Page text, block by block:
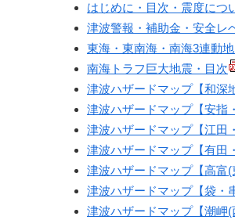
はじめに・目次・震度につ
津波警報・補助金・安全レ
東海・東南海・南海3連動
南海トラフ巨大地震・目次
津波ハザードマップ【和深
津波ハザードマップ【安指
津波ハザードマップ【江田
津波ハザードマップ【有田
津波ハザードマップ【高富(
津波ハザードマップ【袋・
津波ハザードマップ【潮岬(